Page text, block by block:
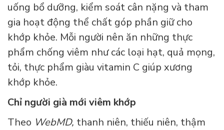
uống bổ dưỡng, kiểm soát cân nặng và tham
gia hoạt động thể chất góp phần giữ cho
khớp khỏe. Mỗi người nên ăn những thực
phẩm chống viêm như các loại hạt, quả mọng,
tỏi, thực phẩm giàu vitamin C giúp xương
khớp khỏe.
Chỉ người già mới viêm khớp
Theo WebMD, thanh niên, thiếu niên, thậm